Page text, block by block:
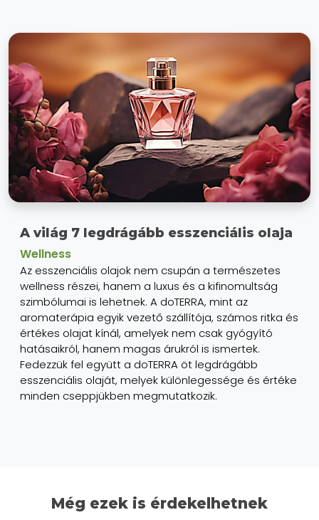
A világ 7 legdrágább esszenciális olaja
Wellness
Az esszenciális olajok nem csupán a természetes
wellness részei, hanem a luxus és a kifinomultság
szimbólumai is lehetnek. A doTERRA, mint az
aromaterápia egyik vezető szállítója, számos ritka és
értékes olajat kínál, amelyek nem csak gyógyító
hatásaikról, hanem magas árukról is ismertek.
Fedezzük fel együtt a doTERRA öt legdrágább
esszenciális olaját, melyek különlegessége és értéke
minden cseppjükben megmutatkozik.
Még ezek is érdekelhetnek